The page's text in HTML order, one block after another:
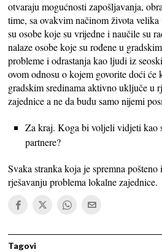
otvaraju mogućnosti zapošljavanja,
time, sa ovakvim načinom života
su osobe koje su vrijedne i naučile su
nalaze osobe koje su rođene u
probleme i odrastanja kao ljudi iz
ovom odnosu o kojem govorite doći će
gradskim sredinama aktivno uključe u
zajednice a ne da budu samo nijemi
Za kraj. Koga bi voljeli vidjeti kao
partnere?
Svaka stranka koja je spremna pošteno
rješavanju problema lokalne zajednice.
Tagovi